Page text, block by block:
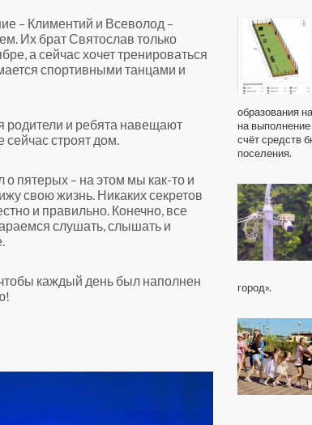
– Климентий и Всеволод –
Их брат Святослав только
а сейчас хочет тренироваться
спортивными танцами и
родители и ребята навещают
сейчас строят дом.
о пятерых – на этом мы как-то и
свою жизнь. Никаких секретов
и правильно. Конечно, все
слушать, слышать и
каждый день был наполнен
образования
на
счёт средств
поселения.
город».